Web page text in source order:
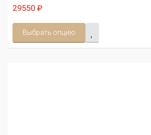
29550 ₽
Выбрать опцию